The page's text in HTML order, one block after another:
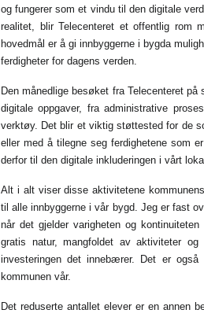
og fungerer som et vindu til den digitale
realitet, blir Telecenteret et offentlig rom
hovedmål er å gi innbyggerne i bygda
ferdigheter for dagens verden.
Den månedlige besøket fra Telecenteret
digitale oppgaver, fra administrative
verktøy. Det blir et viktig støttested for de
eller med å tilegne seg ferdighetene som
derfor til den digitale inkluderingen i vårt
Alt i alt viser disse aktivitetene
til alle innbyggerne i vår bygd. Jeg er fast
når det gjelder varigheten og
gratis natur, mangfoldet av aktiviteter
investeringen det innebærer. Det er
kommunen vår.
Det reduserte antallet elever er en annen